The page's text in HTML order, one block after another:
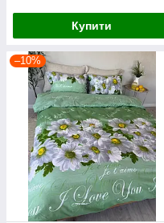
Купити
–10%